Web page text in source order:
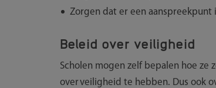
Zorgen dat er een
Beleid over veiligheid
Scholen mogen zelf bepalen hoe ze
over veiligheid te hebben. Dus ook